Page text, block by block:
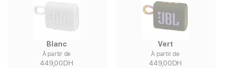
Blanc
À partir de
449,00DH
Vert
À partir de
449,00DH